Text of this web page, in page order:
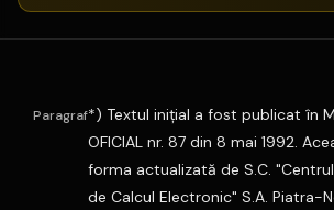
Paragraf*) Textul iniţial a fost publicat în
OFICIAL nr. 87 din 8 mai 1992.
forma actualizată de S.C.
de Calcul Electronic" S.A. Piatra-